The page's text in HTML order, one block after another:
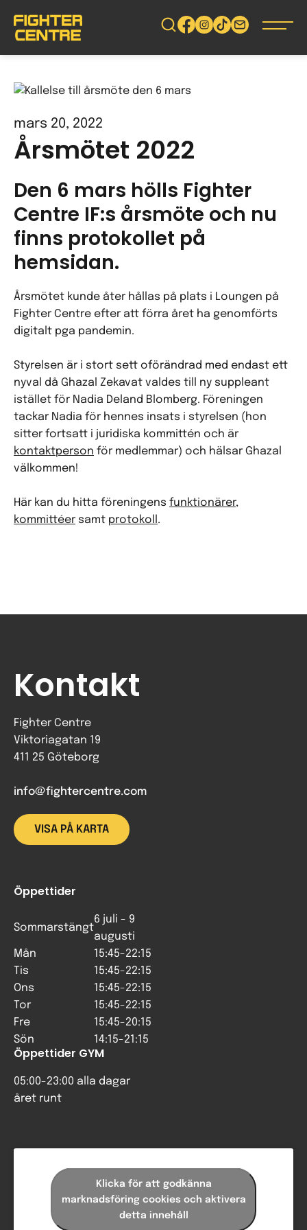
vidare
mars 20, 2022
Årsmötet 2022
Den 6 mars hölls Fighter
Centre IF:s årsmöte och nu
finns protokollet på
hemsidan.
Årsmötet kunde åter hållas på plats i Loungen på
Fighter Centre efter att förra året ha genomförts
digitalt pga pandemin.
Styrelsen är i stort sett oförändrad med endast ett
nyval då Ghazal Zekavat valdes till ny suppleant
istället för Nadia Deland Blomberg. Föreningen
tackar Nadia för hennes insats i styrelsen (hon
sitter fortsatt i juridiska kommittén och är
kontaktperson för medlemmar) och hälsar Ghazal
välkommen!
Här kan du hitta föreningens funktionärer,
kommittéer samt protokoll .
Kontakt
Fighter Centre
Viktoriagatan 19
411 25 Göteborg
info@fightercentre.com
VISA PÅ KARTA
Öppettider
Sommarstängt
6 juli - 9
augusti
Mån
15:45-22:15
Tis
15:45-22:15
Ons
15:45-22:15
Tor
15:45-22:15
Fre
15:45-20:15
Sön
14:15-21:15
Öppettider GYM
05:00-23:00 alla dagar
året runt
Klicka för att godkänna
marknadsföring cookies och aktivera
detta innehåll